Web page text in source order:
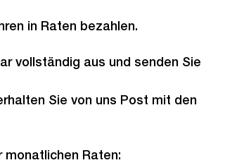
in Raten bezahlen.
vollständig aus und senden Sie
Sie von uns Post mit den
Raten: